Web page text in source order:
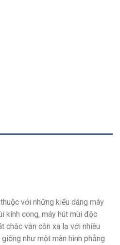
với những kiểu dáng máy
kính cong, máy hút mùi độc
chắc vẫn còn xa lạ với nhiều
như một màn hình phẳng